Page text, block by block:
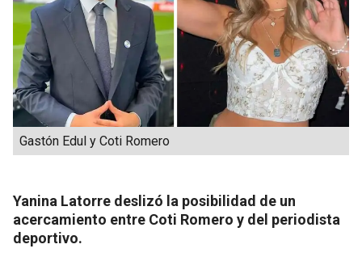
Gastón Edul y Coti Romero
Yanina Latorre deslizó la posibilidad de un
acercamiento entre Coti Romero y del periodista
deportivo.